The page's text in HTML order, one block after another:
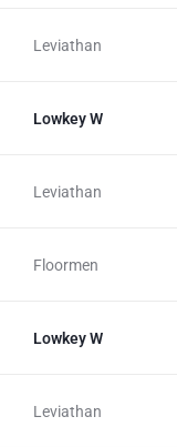
Leviathan
Lowkey W
Leviathan
Floormen
Lowkey W
Leviathan